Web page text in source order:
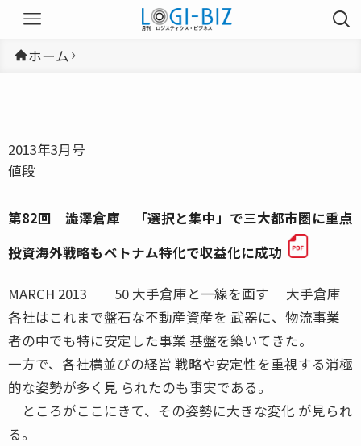
ホーム
2013年3月号
値段
第82回 澁澤倉庫 「選択と集中」で三大都市圏に重点
投資海外戦略もベトナム特化で収益化に成功
MARCH 2013 50 大手倉庫と一線を画す 大手倉庫
各社はこれまで盤石な不動産資産を 武器に、物流事業
者の中でも特に安定した事業 基盤を築いてきた。
一方で、各社横並びの経営 戦略や安定性を重視する消極
的な姿勢が多く見 られたのも事実である。
ところがここにきて、その姿勢に大きな変化 が見られ
る。